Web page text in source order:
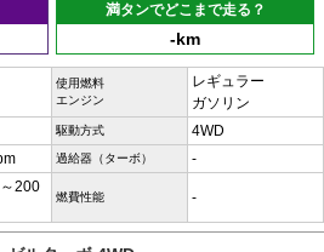
満タンでどこまで走る？
-km
使用燃料
エンジン
レギュラー
ガソリン
駆動方式 4WD
過給器（ターボ） -
200
燃費性能 -